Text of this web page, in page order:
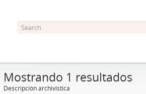
Mostrando 1 resultados
Descripción archivística